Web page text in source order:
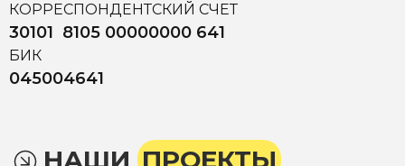
КОРРЕСПОНДЕНТСКИЙ СЧЕТ
30101 8105 00000000 641
БИК
045004641
НАШИ ПРОЕКТЫ